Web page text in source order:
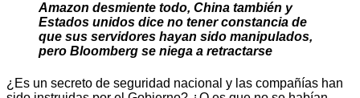
Amazon desmiente todo, China también y
Estados unidos dice no tener constancia de
que sus servidores hayan sido manipulados,
pero Bloomberg se niega a retractarse
¿Es un secreto de seguridad nacional y las compañías han